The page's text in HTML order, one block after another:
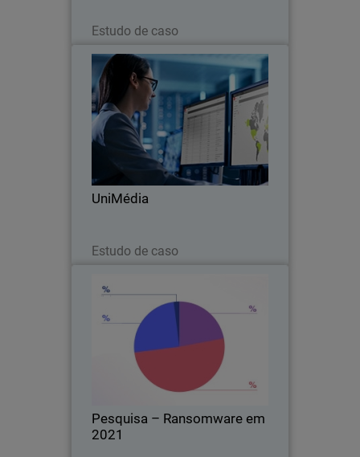
Estudo de caso
UniMédia
Estudo de caso
UniMédia
O primeiro MSSP na França a escolher a
WatchGuard em 2015, a UniMédia se
posicionou desde cedo entre os
principais fornecedores de segurança
de rede para PMEs.
Pesquisa – Ransomware em
2021
Pesquisa – Ransomware em
Incidentes de ransomware continuam
gerando manchetes. Saiba mais sobre
as experiências de ransomware dos
tomadores de decisão de tecnologia
neste One-Minute Insight da Pulse.